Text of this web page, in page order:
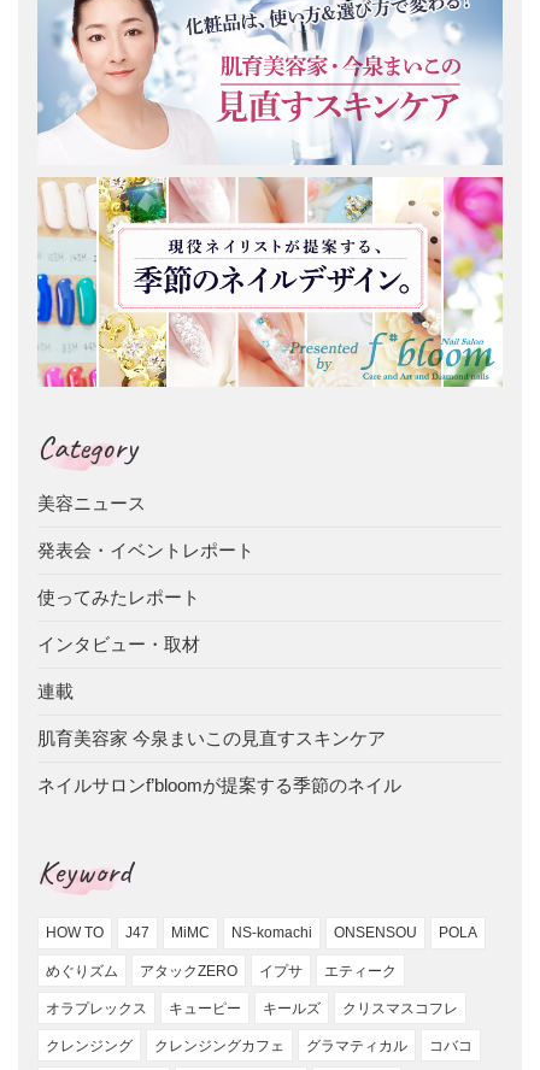
Category
美容ニュース
発表会・イベントレポート
使ってみたレポート
インタビュー・取材
連載
肌育美容家 今泉まいこの見直すスキンケア
ネイルサロンf’bloomが提案する季節のネイル
Keyword
HOW TO J47 MiMC NS-komachi ONSENSOU POLA
めぐりズム アタックZERO イプサ エティーク
オラプレックス キューピー キールズ クリスマスコフレ
クレンジング クレンジングカフェ グラマティカル コバコ